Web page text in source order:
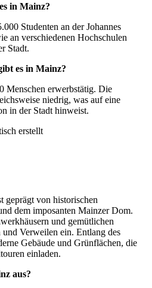
in Mainz?
Studenten an der Johannes
an verschiedenen Hochschulen
Stadt.
es in Mainz?
Menschen erwerbstätig. Die
niedrig, was auf eine
in der Stadt hinweist.
erstellt
geprägt von historischen
dem imposanten Mainzer Dom.
und gemütlichen
Verweilen ein. Entlang des
Gebäude und Grünflächen, die
einladen.
aus?